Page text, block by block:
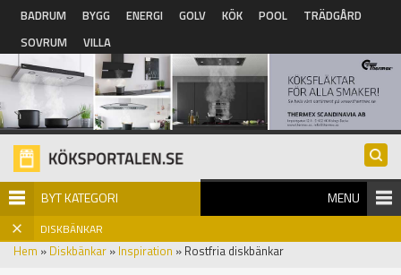
Hoppa till huvudinnehåll
BADRUM BYGG ENERGI GOLV KÖK POOL
TRÄDGÅRD
SOVRUM
VILLA
BYT KATEGORI MENU
DISKBÄNKAR
Hem » Diskbänkar » Inspiration » Rostfria diskbänkar